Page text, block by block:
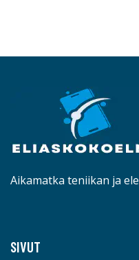
Aikamatka teniikan ja
SIVUT